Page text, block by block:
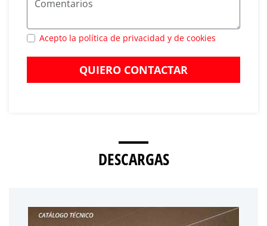
Acepto la política de privacidad y de cookies
QUIERO CONTACTAR
DESCARGAS